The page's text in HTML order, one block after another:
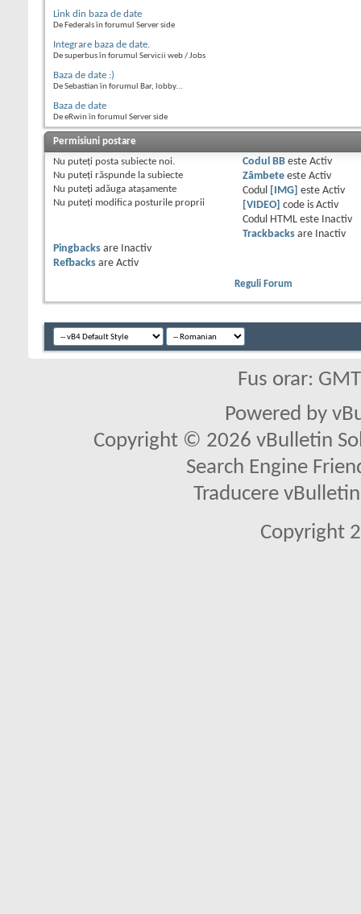
Link din baza de date
De Federals în forumul Server side
Integrare baza de date.
De superbus în forumul Servicii web / Jobs
Baza de date :)
De Sebastian în forumul Bar, lobby...
Baza de date
De eRwin în forumul Server side
Permisiuni postare
Nu puteţi posta subiecte noi.
Nu puteţi răspunde la subiecte
Nu puteţi adăuga ataşamente
Nu puteţi modifica posturile proprii
Codul BBeste Activ
Zâmbeteeste Activ
Codul
[IMG] este Activ
[VIDEO] code is Activ
Codul HTML este
Inactiv
Trackbacksare
Inactiv
Pingbacks are
Inactiv
Refbacks are Activ
Reguli Forum
Fus orar:
Powered by
Copyright © 2026 vBulletin
Search Engine
Traducere
Copyright